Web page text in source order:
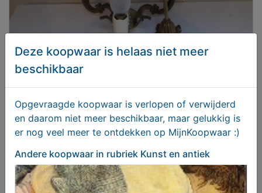
Handlamp (koper)
Deze koopwaar is helaas niet meer
beschikbaar
Opgevraagde koopwaar is verlopen of verwijderd
en daarom niet meer beschikbaar, maar gelukkig is
er nog veel meer te ontdekken op MijnKoopwaar :)
Andere koopwaar in rubriek Kunst en antiek